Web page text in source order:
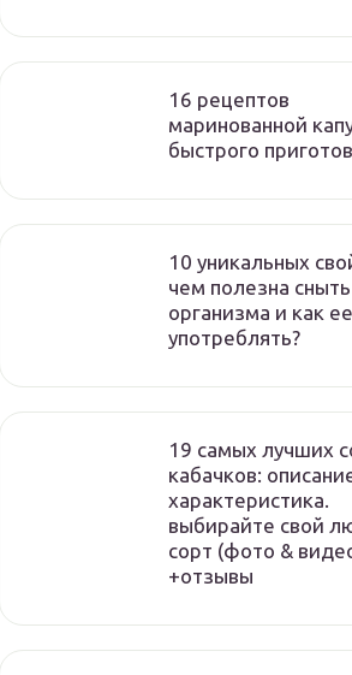
16 рецептов
маринованной
быстрого
10 уникальных
чем полезна
организма и как ее
употреблять?
19 самых лучших
кабачков:
характеристика.
выбирайте свой
сорт (фото &
+отзывы